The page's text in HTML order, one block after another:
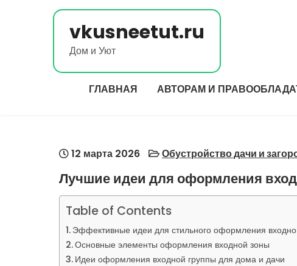
vkusneetut.ru
Дом и Уют
ГЛАВНАЯ АВТОРАМ И
12 марта 2026 Обустройство дачи и
Лучшие идеи для оформления
Table of Contents
Эффективные идеи для стильного оформления
Основные элементы оформления входной зоны
Идеи оформления входной группы для дома и дачи